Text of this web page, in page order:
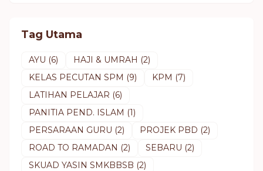
Tag Utama
AYU (6) HAJI & UMRAH (2)
KELAS PECUTAN SPM (9) KPM (7)
LATIHAN PELAJAR (6)
PANITIA PEND. ISLAM (1)
PERSARAAN GURU (2) PROJEK PBD (2)
ROAD TO RAMADAN (2) SEBARU (2)
SKUAD YASIN SMKBBSB (2)